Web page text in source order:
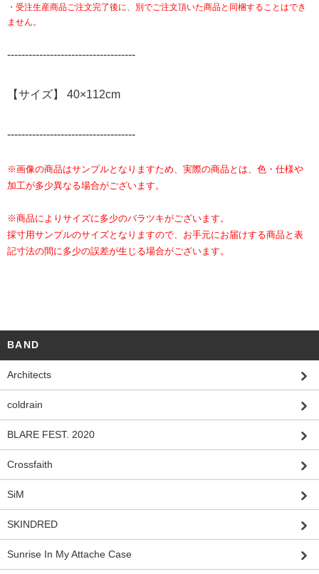
・受注生産商品ご注文完了後に、別でご注文頂いた商品と同梱することはでき
ません。
------------------------------------
【サイズ】 40×112cm
------------------------------------
※画像の商品はサンプルとなりますため、実際の商品とは、色・仕様や
加工が多少異なる場合がございます。
※商品によりサイズに多少のバラツキがございます。
採寸用サンプルのサイズとなりますので、お手元にお届けする商品と表
記寸法の間に多少の誤差が生じる場合がございます。
BAND
Architects
coldrain
BLARE FEST. 2020
Crossfaith
SiM
SKINDRED
Sunrise In My Attache Case